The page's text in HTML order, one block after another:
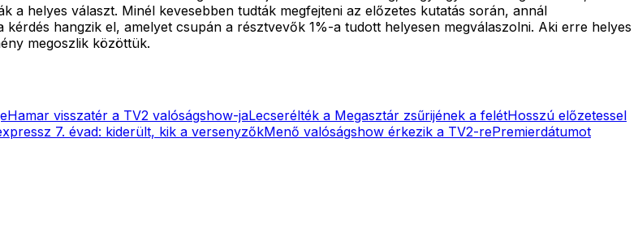
a helyes választ. Minél kevesebben tudták megfejteni az előzetes kutatás során, annál
hangzik el, amelyet csupán a résztvevők 1%-a tudott helyesen megválaszolni. Aki erre helyes
megoszlik közöttük.
Hamar visszatér a TV2 valóságshow-jaLecserélték a Megasztár zsűrijének a felétHosszú előzetessel
7. évad: kiderült, kik a versenyzőkMenő valóságshow érkezik a TV2-rePremierdátumot